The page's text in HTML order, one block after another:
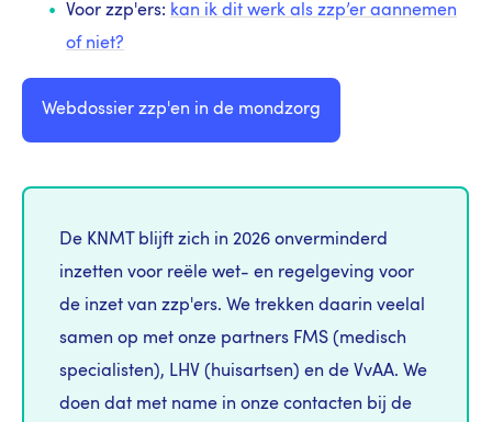
Voor zzp'ers: kan ik dit werk als zzp’er aannemen
of niet?
Webdossier zzp'en in de mondzorg
De KNMT blijft zich in 2026 onverminderd
inzetten voor reële wet- en regelgeving voor
de inzet van zzp'ers. We trekken daarin veelal
samen op met onze partners FMS (medisch
specialisten), LHV (huisartsen) en de VvAA. We
doen dat met name in onze contacten bij de